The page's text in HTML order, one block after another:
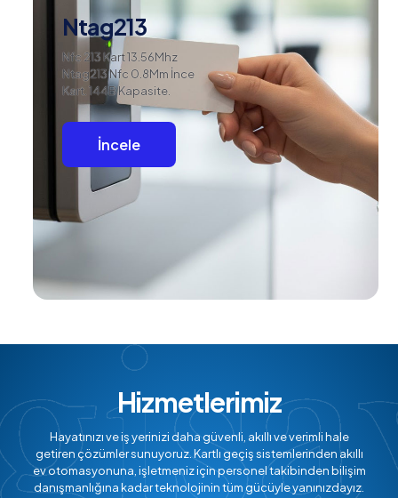
Ntag213
Nfc 213 Kart 13.56Mhz
Ntag213 Nfc 0.8Mm İnce
Kart. 144B Kapasite.
İncele
Hizmetlerimiz
Hayatınızı ve iş yerinizi daha güvenli, akıllı ve verimli hale
getiren çözümler sunuyoruz. Kartlı geçiş sistemlerinden akıllı
ev otomasyonuna, işletmeniz için personel takibinden bilişim
danışmanlığına kadar teknolojinin tüm gücüyle yanınızdayız.